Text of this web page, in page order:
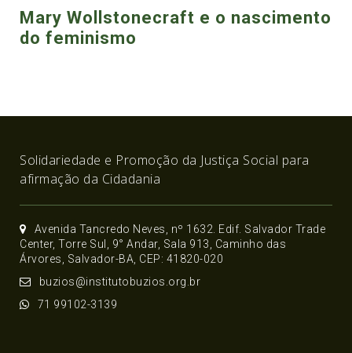
Mary Wollstonecraft e o nascimento
do feminismo
Solidariedade e Promoção da Justiça Social para
afirmação da Cidadania
Avenida Tancredo Neves, nº 1632. Edif. Salvador Trade
Center, Torre Sul, 9° Andar, Sala 913, Caminho das
Árvores, Salvador-BA, CEP: 41820-020
buzios@institutobuzios.org.br
71 99102-3139